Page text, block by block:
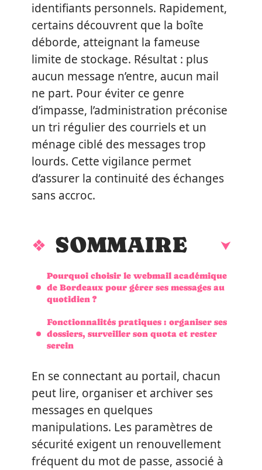
identifiants personnels. Rapidement,
certains découvrent que la boîte
déborde, atteignant la fameuse
limite de stockage. Résultat : plus
aucun message n’entre, aucun mail
ne part. Pour éviter ce genre
d’impasse, l’administration préconise
un tri régulier des courriels et un
ménage ciblé des messages trop
lourds. Cette vigilance permet
d’assurer la continuité des échanges
sans accroc.
SOMMAIRE
Pourquoi choisir le webmail académique
de Bordeaux pour gérer ses messages au
quotidien ?
Fonctionnalités pratiques : organiser ses
dossiers, surveiller son quota et rester
serein
En se connectant au portail, chacun
peut lire, organiser et archiver ses
messages en quelques
manipulations. Les paramètres de
sécurité exigent un renouvellement
fréquent du mot de passe, associé à